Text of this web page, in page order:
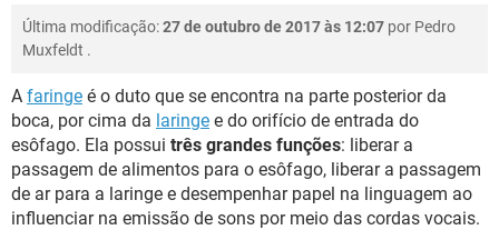
NUTRIÇÃO
BEM-ESTAR
SEXUALIDADE
GLOSSÁRIO
Última modificação:27 de outubro de 2017 às 12:07 por Pedro
Muxfeldt .
A faringe é o duto que se encontra na parte posterior da
boca, por cima da laringe e do orifício de entrada do
esôfago. Ela possui três grandes funções: liberar a
passagem de alimentos para o esôfago, liberar a passagem
de ar para a laringe e desempenhar papel na linguagem ao
influenciar na emissão de sons por meio das cordas vocais.